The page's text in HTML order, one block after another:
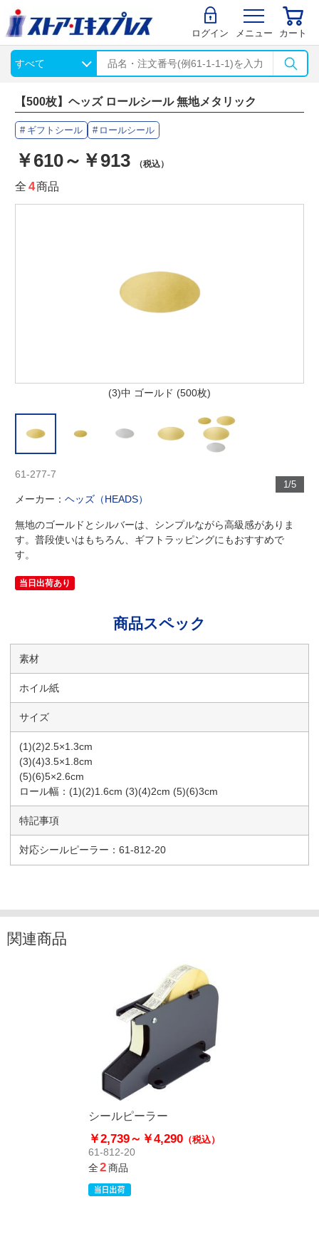
ログイン メニュー カート
【500枚】ヘッズ ロールシール 無地メタリック
ギフトシール ロールシール
￥610～￥913 （税込）
全 4商品
(3)中 ゴールド (500枚)
1/5
61-277-7
メーカー：ヘッズ（HEADS）
無地のゴールドとシルバーは、シンプルながら高級感がありま
す。普段使いはもちろん、ギフトラッピングにもおすすめで
す。
当日出荷あり
商品スペック
素材
ホイル紙
サイズ
(1)(2)2.5×1.3cm
(3)(4)3.5×1.8cm
(5)(6)5×2.6cm
ロール幅：(1)(2)1.6cm (3)(4)2cm (5)(6)3cm
特記事項
対応シールピーラー：61-812-20
関連商品
シールピーラー
￥2,739～ ￥4,290（税込）
61-812-20
全2商品